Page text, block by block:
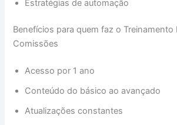
Estratégias de automação
Benefícios para quem faz o Treinamento
Comissões
Acesso por 1 ano
Conteúdo do básico ao avançado
Atualizações constantes